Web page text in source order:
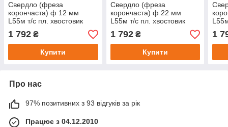
Свердло (фреза
корончаста) ф 12 мм
L55м т/с пл. хвостовик
Universal (WELDON і nitto)
1 792 ₴
Купити
Свердло (фреза
корончаста) ф 22 мм
L55м т/с пл. хвостовик
Universal (WELDON і nitto)
1 792₴
Купити
1
Про нас
97% позитивних з 93 відгуків за рік
Працює з 04.12.2010